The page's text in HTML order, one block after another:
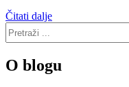
Čitati dalje
O blogu